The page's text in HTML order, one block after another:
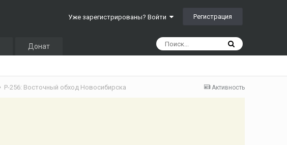
Уже зарегистрированы? Войти Регистрация
Донат
Активность
Р-256: Восточный обход Новосибирска